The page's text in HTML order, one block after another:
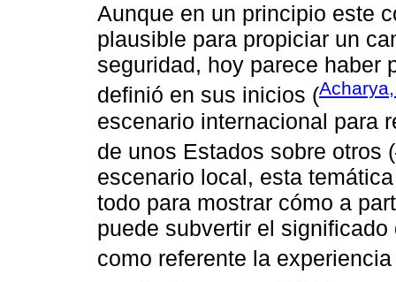
Aunque en un principio este
plausible para propiciar un
seguridad, hoy parece haber
definió en sus inicios (
escenario internacional para
de unos Estados sobre otros (
escenario local, esta
todo para mostrar cómo a
puede subvertir el
como referente la